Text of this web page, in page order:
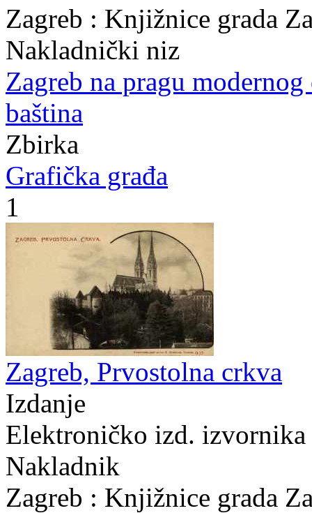
Zagreb : Knjižnice grada
Nakladnički niz
Zagreb na pragu modernog
baština
Zbirka
Grafička građa
1
Zagreb, Prvostolna crkva
Izdanje
Elektroničko izd.
Nakladnik
Zagreb : Knjižnice grada